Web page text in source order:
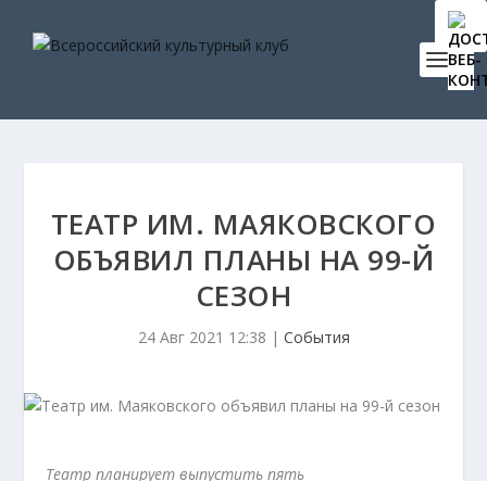
ТЕАТР ИМ. МАЯКОВСКОГО
ОБЪЯВИЛ ПЛАНЫ НА 99-Й
СЕЗОН
24 Авг 2021 12:38 | События
Театр планирует выпустить пять